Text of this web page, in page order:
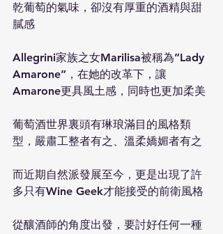
乾葡萄的氣味，卻沒有厚重的酒精與甜
膩感
Allegrini家族之女Marilisa被稱為”Lady
Amarone”，在她的改革下，讓
Amarone更具風土感，同時也更加柔美
葡萄酒世界裏頭有琳琅滿目的風格類
型，嚴肅工整者有之、溫柔嬌媚者有之
而近期自然派發展至今，更是出現了許
多只有Wine Geek才能接受的前衛風格
從釀酒師的角度出發，要討好任何一種